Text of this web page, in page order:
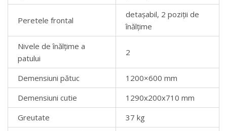
Peretele frontal
detașabil, 2 poziții de
înălțime
Nivele de înălțime a
patului
2
Demensiuni pătuc
1200×600 mm
Demensiuni cutie
1290х200х710 mm
Greutate
37 kg